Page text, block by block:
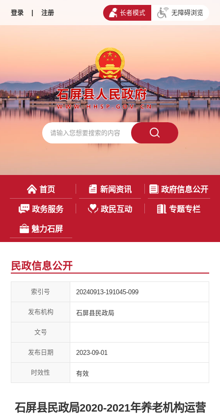
登录 | 注册 长者模式 无障碍浏览
首页 新闻资讯 政府信息公开
政务服务 政民互动 专题专栏
魅力石屏
民政信息公开
索引号 20240913-191045-099
发布机构 石屏县民政局
文号
发布日期 2023-09-01
时效性 有效
石屏县民政局2020-2021年养老机构运营